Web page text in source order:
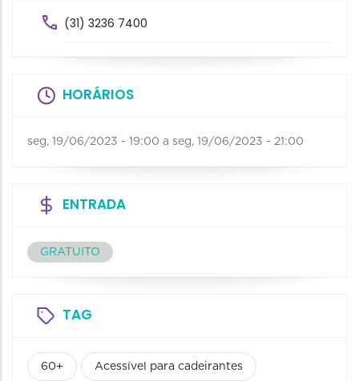
(31) 3236 7400
HORÁRIOS
seg, 19/06/2023 - 19:00 a seg, 19/06/2023 - 21:00
ENTRADA
GRATUITO
TAG
60+ Acessível para cadeirantes